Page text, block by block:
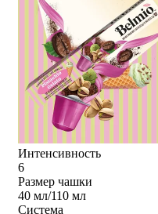
Интенсивность
6
Размер чашки
40 мл/110 мл
Система